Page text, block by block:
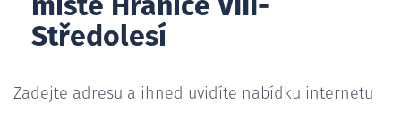
místě Hranice VIII-
Středolesí
Zadejte adresu a ihned uvidíte nabídku internetu